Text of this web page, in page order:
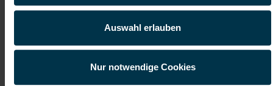
Auswahl erlauben
Nur notwendige Cookies